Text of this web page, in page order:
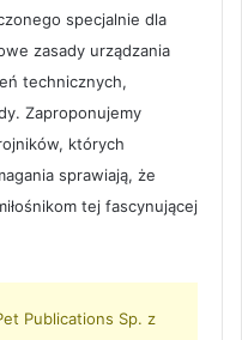
specjalnie dla
zasady urządzania
technicznych,
Zaproponujemy
których
sprawiają, że
tej fascynującej
Publications Sp. z